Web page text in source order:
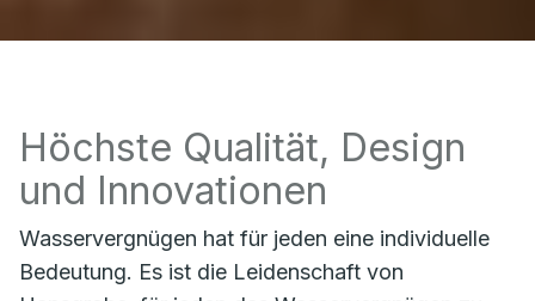
Höchste Qualität, Design
und Innovationen
Wasservergnügen hat für jeden eine individuelle
Bedeutung. Es ist die Leidenschaft von